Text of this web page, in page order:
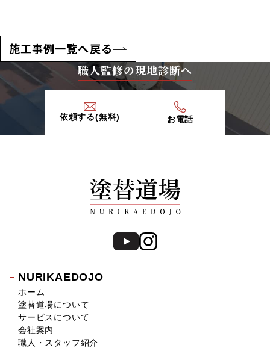
施工事例一覧へ戻る
職人監修の現地診断へ
依頼する(無料) お電話
NURIKAEDOJO
ホーム
塗替道場について
サービスについて
会社案内
職人・スタッフ紹介